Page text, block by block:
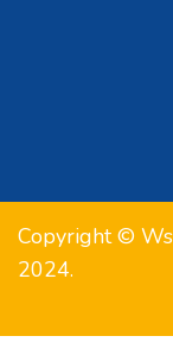
Copyright ©
2024.